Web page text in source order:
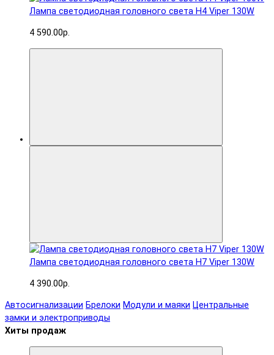
Лампа светодиодная головного света H4 Viper 130W
4 590.00р.
Лампа светодиодная головного света H7 Viper 130W
4 390.00р.
Автосигнализации Брелоки Модули и маяки Центральные
замки и электроприводы
Хиты продаж